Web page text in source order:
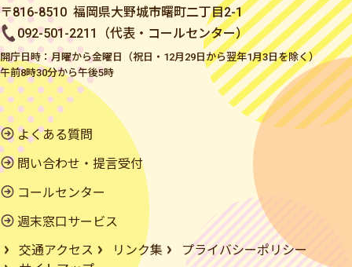
〒816-8510 福岡県大野城市曙町二丁目2-1
092-501-2211（代表・コールセンター）
開庁日時：月曜から金曜日（祝日・12月29日から翌年1月3日を除く）
午前8時30分から午後5時
よくある質問
問い合わせ・提言受付
コールセンター
週末窓口サービス
交通アクセス
リンク集
プライバシーポリシー